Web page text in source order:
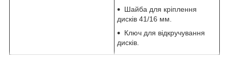
Шайба для кріплення
дисків 41/16 мм.
Ключ для відкручування
дисків.